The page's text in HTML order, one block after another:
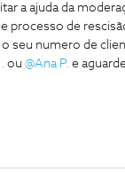
a ajuda da
processo de
seu numero de
ou @Ana P. e